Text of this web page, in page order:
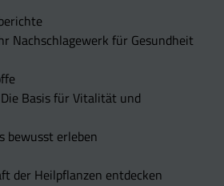
Nachschlagewerk für Gesundheit
Basis für Vitalität und
bewusst erleben
der Heilpflanzen entdecken